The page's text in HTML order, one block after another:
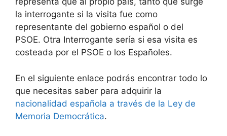
la interrogante si la visita fue como
representante del gobierno español o del
PSOE. Otra Interrogante sería si esa visita es
costeada por el PSOE o los Españoles.
En el siguiente enlace podrás encontrar todo lo
que necesitas saber para adquirir la
nacionalidad española a través de la Ley de
Memoria Democrática.